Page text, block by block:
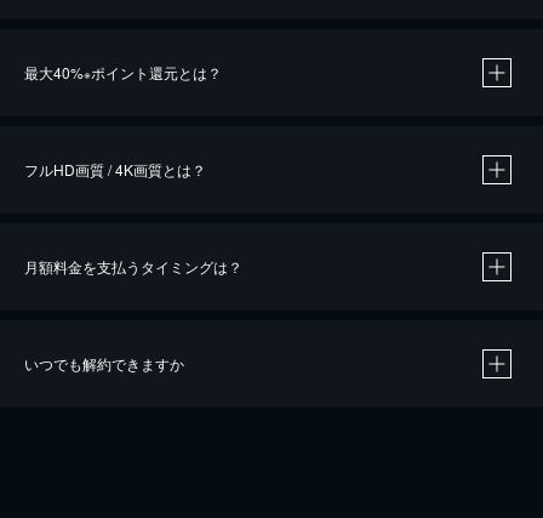
最大40%※ポイント還元とは？
※40％ポイント還元の対象は、クレジットカード決済による作品の購入 / レンタルです。
iOSアプリのUコイン決済による作品の購入 / レンタルは、20％のポイント還元です。
フルHD画質 / 4K画質とは？
月額料金を支払うタイミングは？
いつでも解約できますか